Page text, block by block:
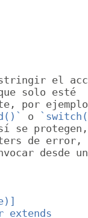
el
solo esté
por
o
se
de error,
desde
extends